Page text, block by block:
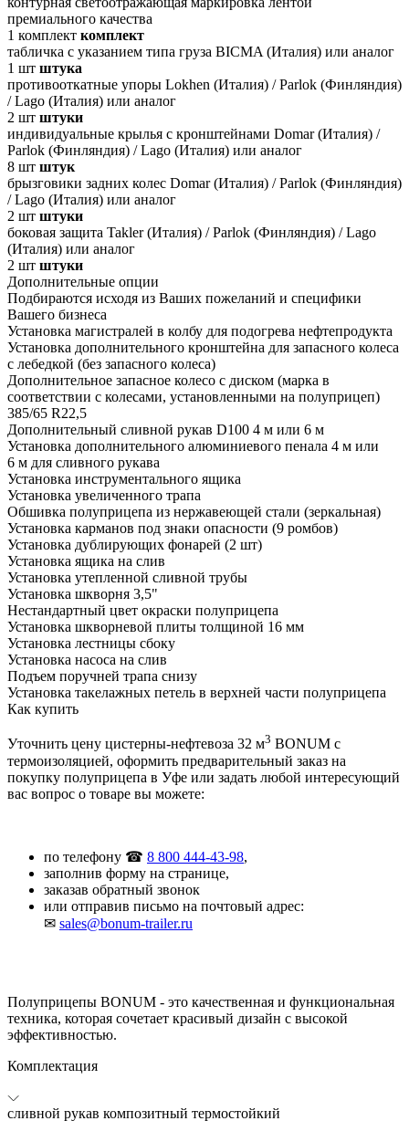
премиального качества
1 комплект комплект
табличка с указанием типа груза BICMA (Италия) или аналог
1 шт штука
противооткатные упоры Lokhen (Италия) / Parlok (Финляндия)
/ Lago (Италия) или аналог
2 шт штуки
индивидуальные крылья с кронштейнами Domar (Италия) /
Parlok (Финляндия) / Lago (Италия) или аналог
8 шт штук
брызговики задних колес Domar (Италия) / Parlok (Финляндия)
/ Lago (Италия) или аналог
2 шт штуки
боковая защита Takler (Италия) / Parlok (Финляндия) / Lago
(Италия) или аналог
2 шт штуки
Дополнительные опции
Подбираются исходя из Ваших пожеланий и специфики
Вашего бизнеса
Установка магистралей в колбу для подогрева нефтепродукта
Установка дополнительного кронштейна для запасного колеса
с лебедкой (без запасного колеса)
Дополнительное запасное колесо с диском (марка в
соответствии с колесами, установленными на полуприцеп)
385/65 R22,5
Дополнительный сливной рукав D100 4 м или 6 м
Установка дополнительного алюминиевого пенала 4 м или
6 м для сливного рукава
Установка инструментального ящика
Установка увеличенного трапа
Обшивка полуприцепа из нержавеющей стали (зеркальная)
Установка карманов под знаки опасности (9 ромбов)
Установка дублирующих фонарей (2 шт)
Установка ящика на слив
Установка утепленной сливной трубы
Установка шкворня 3,5"
Нестандартный цвет окраски полуприцепа
Установка шкворневой плиты толщиной 16 мм
Установка лестницы сбоку
Установка насоса на слив
Подъем поручней трапа снизу
Установка такелажных петель в верхней части полуприцепа
Как купить
Уточнить цену цистерны-нефтевоза 32 м3 BONUM с
термоизоляцией, оформить предварительный заказ на
покупку полуприцепа в Уфе или задать любой интересующий
вас вопрос о товаре вы можете:
по телефону ☎ 8 800 444-43-98,
заполнив форму на странице,
заказав обратный звонок
или отправив письмо на почтовый адрес:
✉ sales@bonum-trailer.ru
Полуприцепы BONUM - это качественная и функциональная
техника, которая сочетает красивый дизайн с высокой
эффективностью.
Комплектация
сливной рукав композитный термостойкий